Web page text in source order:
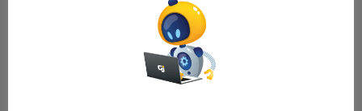
Les séries et films à regarder sur
Disney + en jui...